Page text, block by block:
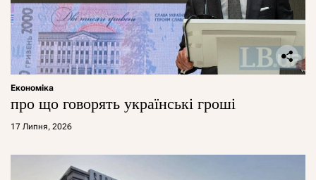
Економіка
про що говорять українські гроші
17 Липня, 2026